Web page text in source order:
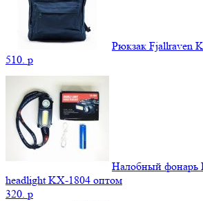
Рюкзак Fjallraven
510. p
Налобный фонарь
headlight KX-1804 оптом
320. p